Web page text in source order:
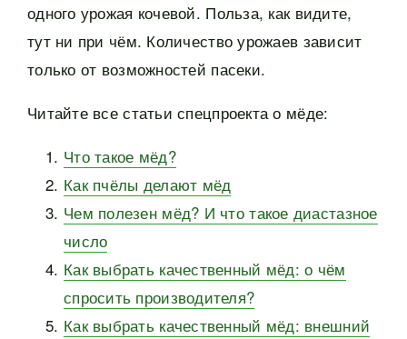
одного урожая кочевой. Польза, как видите,
тут ни при чём. Количество урожаев зависит
только от возможностей пасеки.
Читайте все статьи спецпроекта о мёде:
Что такое мёд?
Как пчёлы делают мёд
Чем полезен мёд? И что такое диастазное
число
Как выбрать качественный мёд: о чём
спросить производителя?
Как выбрать качественный мёд: внешний